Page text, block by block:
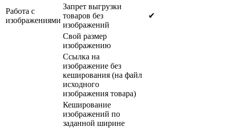
Работа с
изображениями
Запрет выгрузки
товаров без
изображений
✔
Свой размер
изображению
Ссылка на
изображение без
кеширования (на файл
исходного
изображения товара)
Кеширование
изображений по
заданной ширине